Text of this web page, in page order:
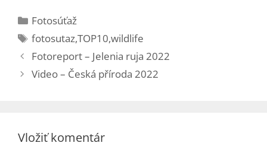
Kategórie
Fotosúťaž
Značky
fotosutaz,TOP10,wildlife
Fotoreport – Jelenia ruja 2022
Video – Česká příroda 2022
Vložiť komentár